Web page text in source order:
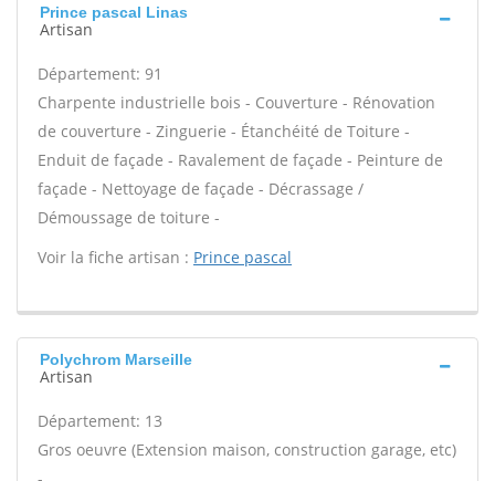
Prince pascal Linas
Artisan
Département: 91
Charpente industrielle bois - Couverture - Rénovation
de couverture - Zinguerie - Étanchéité de Toiture -
Enduit de façade - Ravalement de façade - Peinture de
façade - Nettoyage de façade - Décrassage /
Démoussage de toiture -
Voir la fiche artisan : Prince pascal
Polychrom Marseille
Artisan
Département: 13
Gros oeuvre (Extension maison, construction garage, etc)